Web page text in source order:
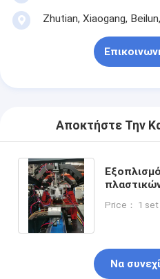
Zhutian, Xiaogang,
Αποκτήστε Την
Price： 1 set
Να